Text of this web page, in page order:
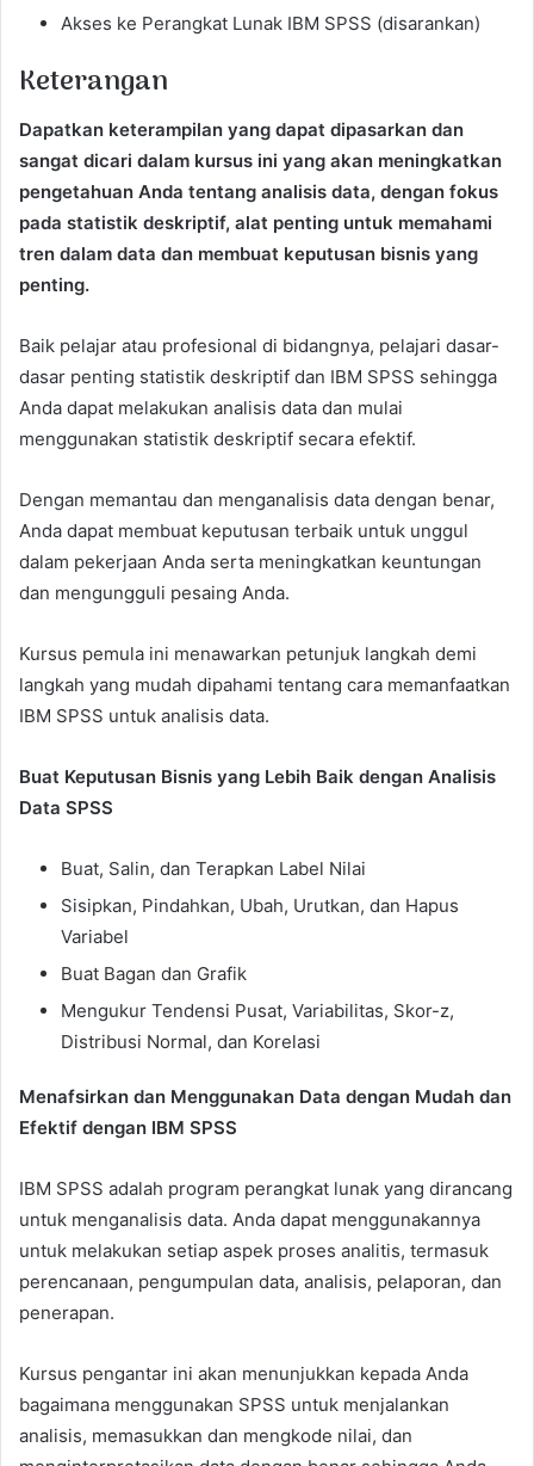
Akses ke Perangkat Lunak IBM SPSS (disarankan)
Keterangan
Dapatkan keterampilan yang dapat dipasarkan dan
sangat dicari dalam kursus ini yang akan meningkatkan
pengetahuan Anda tentang analisis data, dengan fokus
pada statistik deskriptif, alat penting untuk memahami
tren dalam data dan membuat keputusan bisnis yang
penting.
Baik pelajar atau profesional di bidangnya, pelajari dasar-
dasar penting statistik deskriptif dan IBM SPSS sehingga
Anda dapat melakukan analisis data dan mulai
menggunakan statistik deskriptif secara efektif.
Dengan memantau dan menganalisis data dengan benar,
Anda dapat membuat keputusan terbaik untuk unggul
dalam pekerjaan Anda serta meningkatkan keuntungan
dan mengungguli pesaing Anda.
Kursus pemula ini menawarkan petunjuk langkah demi
langkah yang mudah dipahami tentang cara memanfaatkan
IBM SPSS untuk analisis data.
Buat Keputusan Bisnis yang Lebih Baik dengan Analisis
Data SPSS
Buat, Salin, dan Terapkan Label Nilai
Sisipkan, Pindahkan, Ubah, Urutkan, dan Hapus
Variabel
Buat Bagan dan Grafik
Mengukur Tendensi Pusat, Variabilitas, Skor-z,
Distribusi Normal, dan Korelasi
Menafsirkan dan Menggunakan Data dengan Mudah dan
Efektif dengan IBM SPSS
IBM SPSS adalah program perangkat lunak yang dirancang
untuk menganalisis data. Anda dapat menggunakannya
untuk melakukan setiap aspek proses analitis, termasuk
perencanaan, pengumpulan data, analisis, pelaporan, dan
penerapan.
Kursus pengantar ini akan menunjukkan kepada Anda
bagaimana menggunakan SPSS untuk menjalankan
analisis, memasukkan dan mengkode nilai, dan